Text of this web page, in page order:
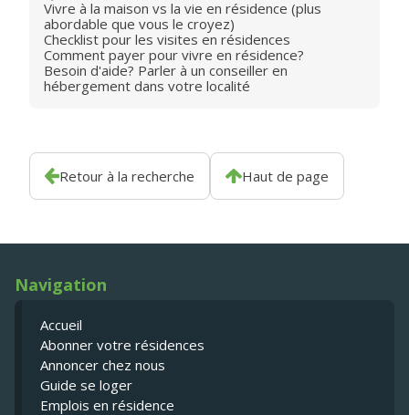
Vivre à la maison vs la vie en résidence (plus
abordable que vous le croyez)
Checklist pour les visites en résidences
Comment payer pour vivre en résidence?
Besoin d'aide? Parler à un conseiller en
hébergement dans votre localité
Retour à la recherche Haut de page
Navigation
Accueil
Abonner votre résidences
Annoncer chez nous
Guide se loger
Emplois en résidence